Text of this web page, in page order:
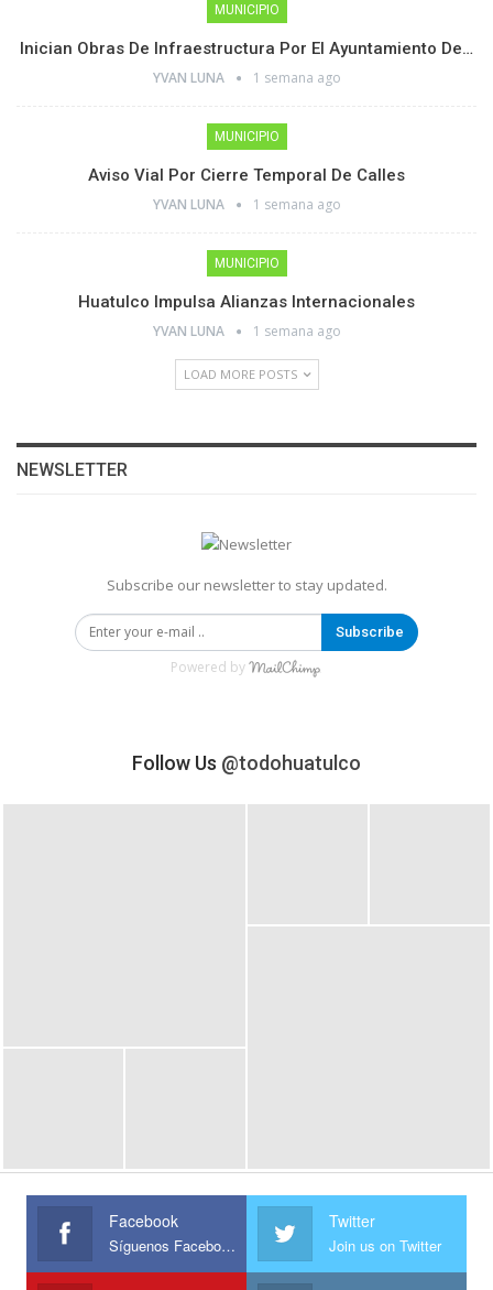
MUNICIPIO
Inician Obras De Infraestructura Por El Ayuntamiento De…
YVAN LUNA 1 semana ago
MUNICIPIO
Aviso Vial Por Cierre Temporal De Calles
YVAN LUNA 1 semana ago
MUNICIPIO
Huatulco Impulsa Alianzas Internacionales
YVAN LUNA 1 semana ago
LOAD MORE POSTS
NEWSLETTER
Subscribe our newsletter to stay updated.
Subscribe
Powered by
Follow Us @todohuatulco
Facebook
Síguenos Facebook
Twitter
Join us on Twitter